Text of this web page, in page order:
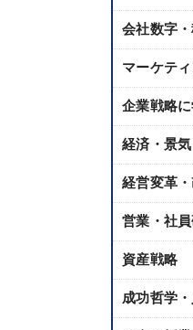
会社数字
マーケテ
企業戦略
経済・景
経営変革
営業・社
資産戦略
成功哲学